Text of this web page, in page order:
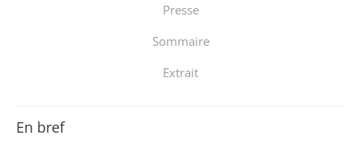
Presse
Sommaire
Extrait
En bref